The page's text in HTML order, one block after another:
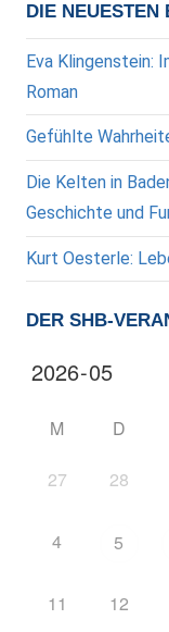
DIE NEUESTEN
Eva Klingenstein:
Roman
Gefühlte
Die Kelten in
Geschichte und
Kurt Oesterle:
DER SHB-
M D
27 28
4 5
11 12